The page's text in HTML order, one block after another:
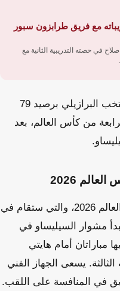
مع فريق طرابزون سبور
في حصته التدريبية الثانية مع
يُذكر أن نيمار، الهداف التاريخي للمنتخب البرازيلي برصيد 79
من كأس العالم، بعد
2026
تستعد البرازيل للمشاركة في كأس العالم 2026، والتي ستقام في
مشوار السيليساو في
مباراتان أمام هايتي
يسعى الجهاز الفني
في المنافسة على اللقب.